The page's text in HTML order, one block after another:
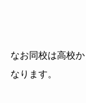
なお同校は高校
なります。